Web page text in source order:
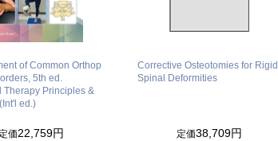
of Common Orthop
5th ed.
Therapy Principles &
ed.)
定価22,759円
Corrective Osteotomies for Rigid
Spinal Deformities
定価38,709円